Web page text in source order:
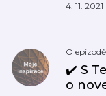
4. 11. 2021
O epizodě
✔️ S
o